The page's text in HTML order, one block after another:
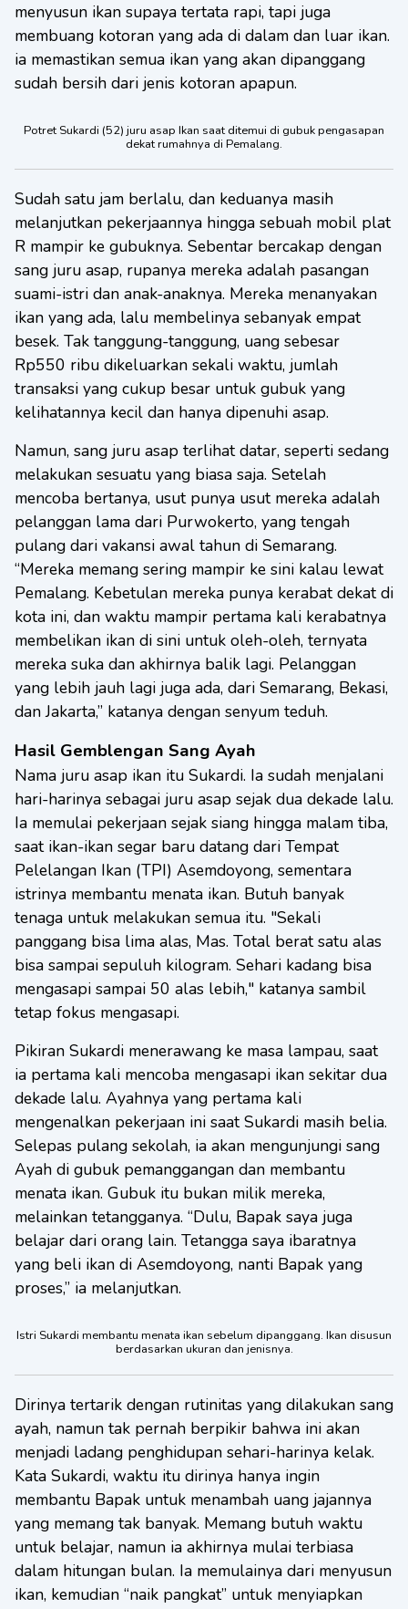
menyusun ikan supaya tertata rapi, tapi juga
membuang kotoran yang ada di dalam dan luar ikan.
ia memastikan semua ikan yang akan dipanggang
sudah bersih dari jenis kotoran apapun.
Potret Sukardi (52) juru asap Ikan saat ditemui di gubuk pengasapan
dekat rumahnya di Pemalang.
Sudah satu jam berlalu, dan keduanya masih
melanjutkan pekerjaannya hingga sebuah mobil plat
R mampir ke gubuknya. Sebentar bercakap dengan
sang juru asap, rupanya mereka adalah pasangan
suami-istri dan anak-anaknya. Mereka menanyakan
ikan yang ada, lalu membelinya sebanyak empat
besek. Tak tanggung-tanggung, uang sebesar
Rp550 ribu dikeluarkan sekali waktu, jumlah
transaksi yang cukup besar untuk gubuk yang
kelihatannya kecil dan hanya dipenuhi asap.
Namun, sang juru asap terlihat datar, seperti sedang
melakukan sesuatu yang biasa saja. Setelah
mencoba bertanya, usut punya usut mereka adalah
pelanggan lama dari Purwokerto, yang tengah
pulang dari vakansi awal tahun di Semarang.
“Mereka memang sering mampir ke sini kalau lewat
Pemalang. Kebetulan mereka punya kerabat dekat di
kota ini, dan waktu mampir pertama kali kerabatnya
membelikan ikan di sini untuk oleh-oleh, ternyata
mereka suka dan akhirnya balik lagi. Pelanggan
yang lebih jauh lagi juga ada, dari Semarang, Bekasi,
dan Jakarta,” katanya dengan senyum teduh.
Hasil Gemblengan Sang Ayah
Nama juru asap ikan itu Sukardi. Ia sudah menjalani
hari-harinya sebagai juru asap sejak dua dekade lalu.
Ia memulai pekerjaan sejak siang hingga malam tiba,
saat ikan-ikan segar baru datang dari Tempat
Pelelangan Ikan (TPI) Asemdoyong, sementara
istrinya membantu menata ikan. Butuh banyak
tenaga untuk melakukan semua itu. "Sekali
panggang bisa lima alas, Mas. Total berat satu alas
bisa sampai sepuluh kilogram. Sehari kadang bisa
mengasapi sampai 50 alas lebih," katanya sambil
tetap fokus mengasapi.
Pikiran Sukardi menerawang ke masa lampau, saat
ia pertama kali mencoba mengasapi ikan sekitar dua
dekade lalu. Ayahnya yang pertama kali
mengenalkan pekerjaan ini saat Sukardi masih belia.
Selepas pulang sekolah, ia akan mengunjungi sang
Ayah di gubuk pemanggangan dan membantu
menata ikan. Gubuk itu bukan milik mereka,
melainkan tetangganya. “Dulu, Bapak saya juga
belajar dari orang lain. Tetangga saya ibaratnya
yang beli ikan di Asemdoyong, nanti Bapak yang
proses,” ia melanjutkan.
Istri Sukardi membantu menata ikan sebelum dipanggang. Ikan disusun
berdasarkan ukuran dan jenisnya.
Dirinya tertarik dengan rutinitas yang dilakukan sang
ayah, namun tak pernah berpikir bahwa ini akan
menjadi ladang penghidupan sehari-harinya kelak.
Kata Sukardi, waktu itu dirinya hanya ingin
membantu Bapak untuk menambah uang jajannya
yang memang tak banyak. Memang butuh waktu
untuk belajar, namun ia akhirnya mulai terbiasa
dalam hitungan bulan. Ia memulainya dari menyusun
ikan, kemudian “naik pangkat” untuk menyiapkan